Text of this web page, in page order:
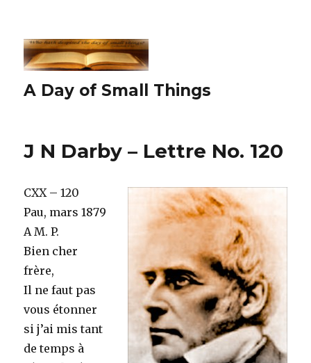
A Day of Small Things
J N Darby – Lettre No. 120
CXX – 120
Pau, mars 1879
A M. P.
Bien cher
frère,
Il ne faut pas
vous étonner
si j’ai mis tant
de temps à